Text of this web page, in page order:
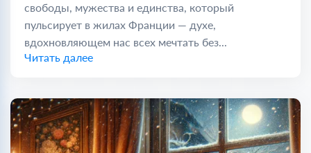
свободы, мужества и единства, который
пульсирует в жилах Франции — духе,
вдохновляющем нас всех мечтать без...
Читать далее